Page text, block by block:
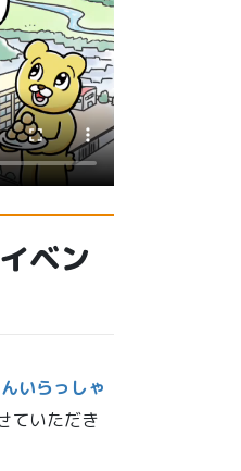
ベン
いらっしゃ
ていただき